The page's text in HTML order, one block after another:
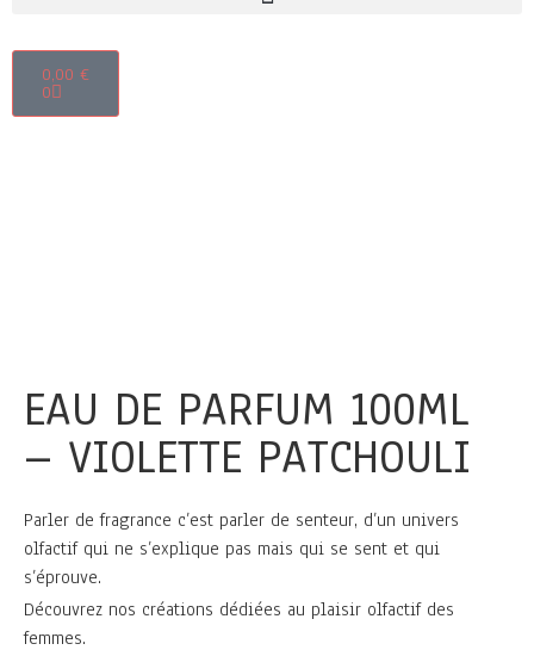
0,00 €
0
EAU DE PARFUM 100ML
– VIOLETTE PATCHOULI
Parler de fragrance c’est parler de senteur, d’un univers
olfactif qui ne s’explique pas mais qui se sent et qui
s’éprouve.
Découvrez nos créations dédiées au plaisir olfactif des
femmes.